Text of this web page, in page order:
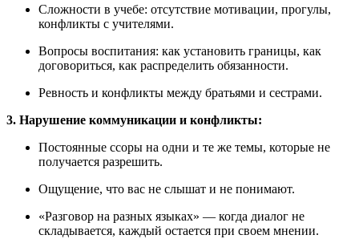
Сложности в учебе: отсутствие мотивации, прогулы,
конфликты с учителями.
Вопросы воспитания: как установить границы, как
договориться, как распределить обязанности.
Ревность и конфликты между братьями и сестрами.
3. Нарушение коммуникации и конфликты:
Постоянные ссоры на одни и те же темы, которые не
получается разрешить.
Ощущение, что вас не слышат и не понимают.
«Разговор на разных языках» — когда диалог не
складывается, каждый остается при своем мнении.